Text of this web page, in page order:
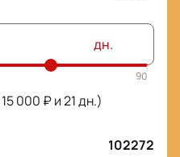
дн.
15 000 ₽ и21дн.)
102272